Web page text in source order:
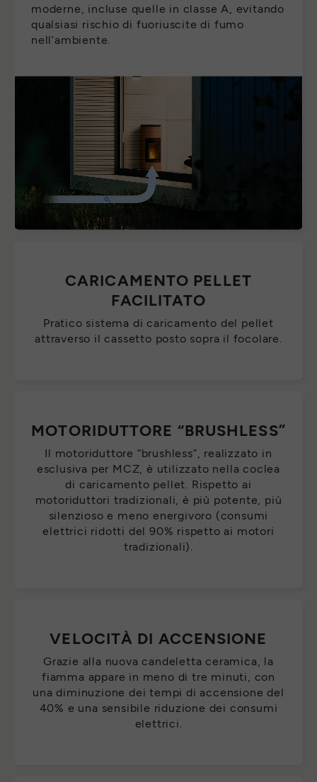
moderne, incluse quelle in classe A, evitando
qualsiasi rischio di fuoriuscite di fumo
nell’ambiente.
CARICAMENTO PELLET
FACILITATO
Pratico sistema di caricamento del pellet
attraverso il cassetto posto sopra il focolare.
MOTORIDUTTORE “BRUSHLESS”
Il motoriduttore “brushless”, realizzato in
esclusiva per MCZ, è utilizzato nella coclea
di caricamento pellet. Rispetto ai
motoriduttori tradizionali, è più potente, più
silenzioso e meno energivoro (consumi
elettrici ridotti del 90% rispetto ai motori
tradizionali).
VELOCITÀ DI ACCENSIONE
Grazie alla nuova candeletta ceramica, la
fiamma appare in meno di tre minuti, con
una diminuzione dei tempi di accensione del
40% e una sensibile riduzione dei consumi
elettrici.